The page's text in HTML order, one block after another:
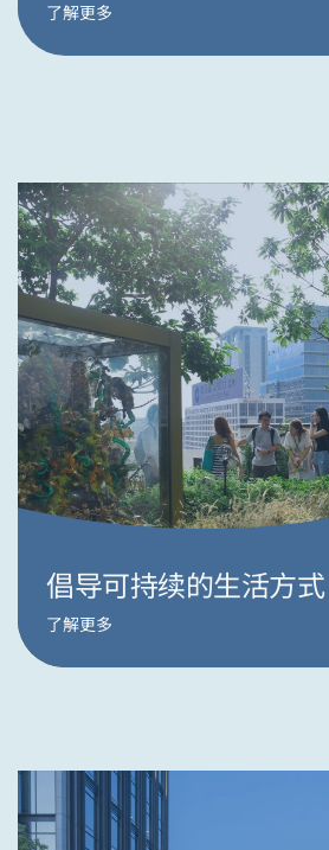
了解更多
倡导可持续的生活方式
了解更多